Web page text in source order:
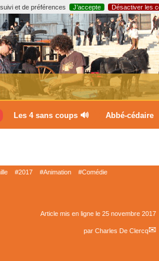
et de préférences J’accepte Désactiver les
Les 4 sans coups 🔊 Abbé-cédaire
#2017 #Animation #Comédie
Article mis en ligne le 25 novembre 2017
par Charles De Clercq